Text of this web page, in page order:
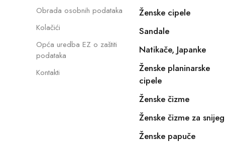
Obrada osobnih podataka
Kolačići
Opća uredba EZ o zaštiti
podataka
Kontakti
Ženske cipele
Sandale
Natikače, Japanke
Ženske planinarske
cipele
Ženske čizme
Ženske čizme za snijeg
Ženske papuče